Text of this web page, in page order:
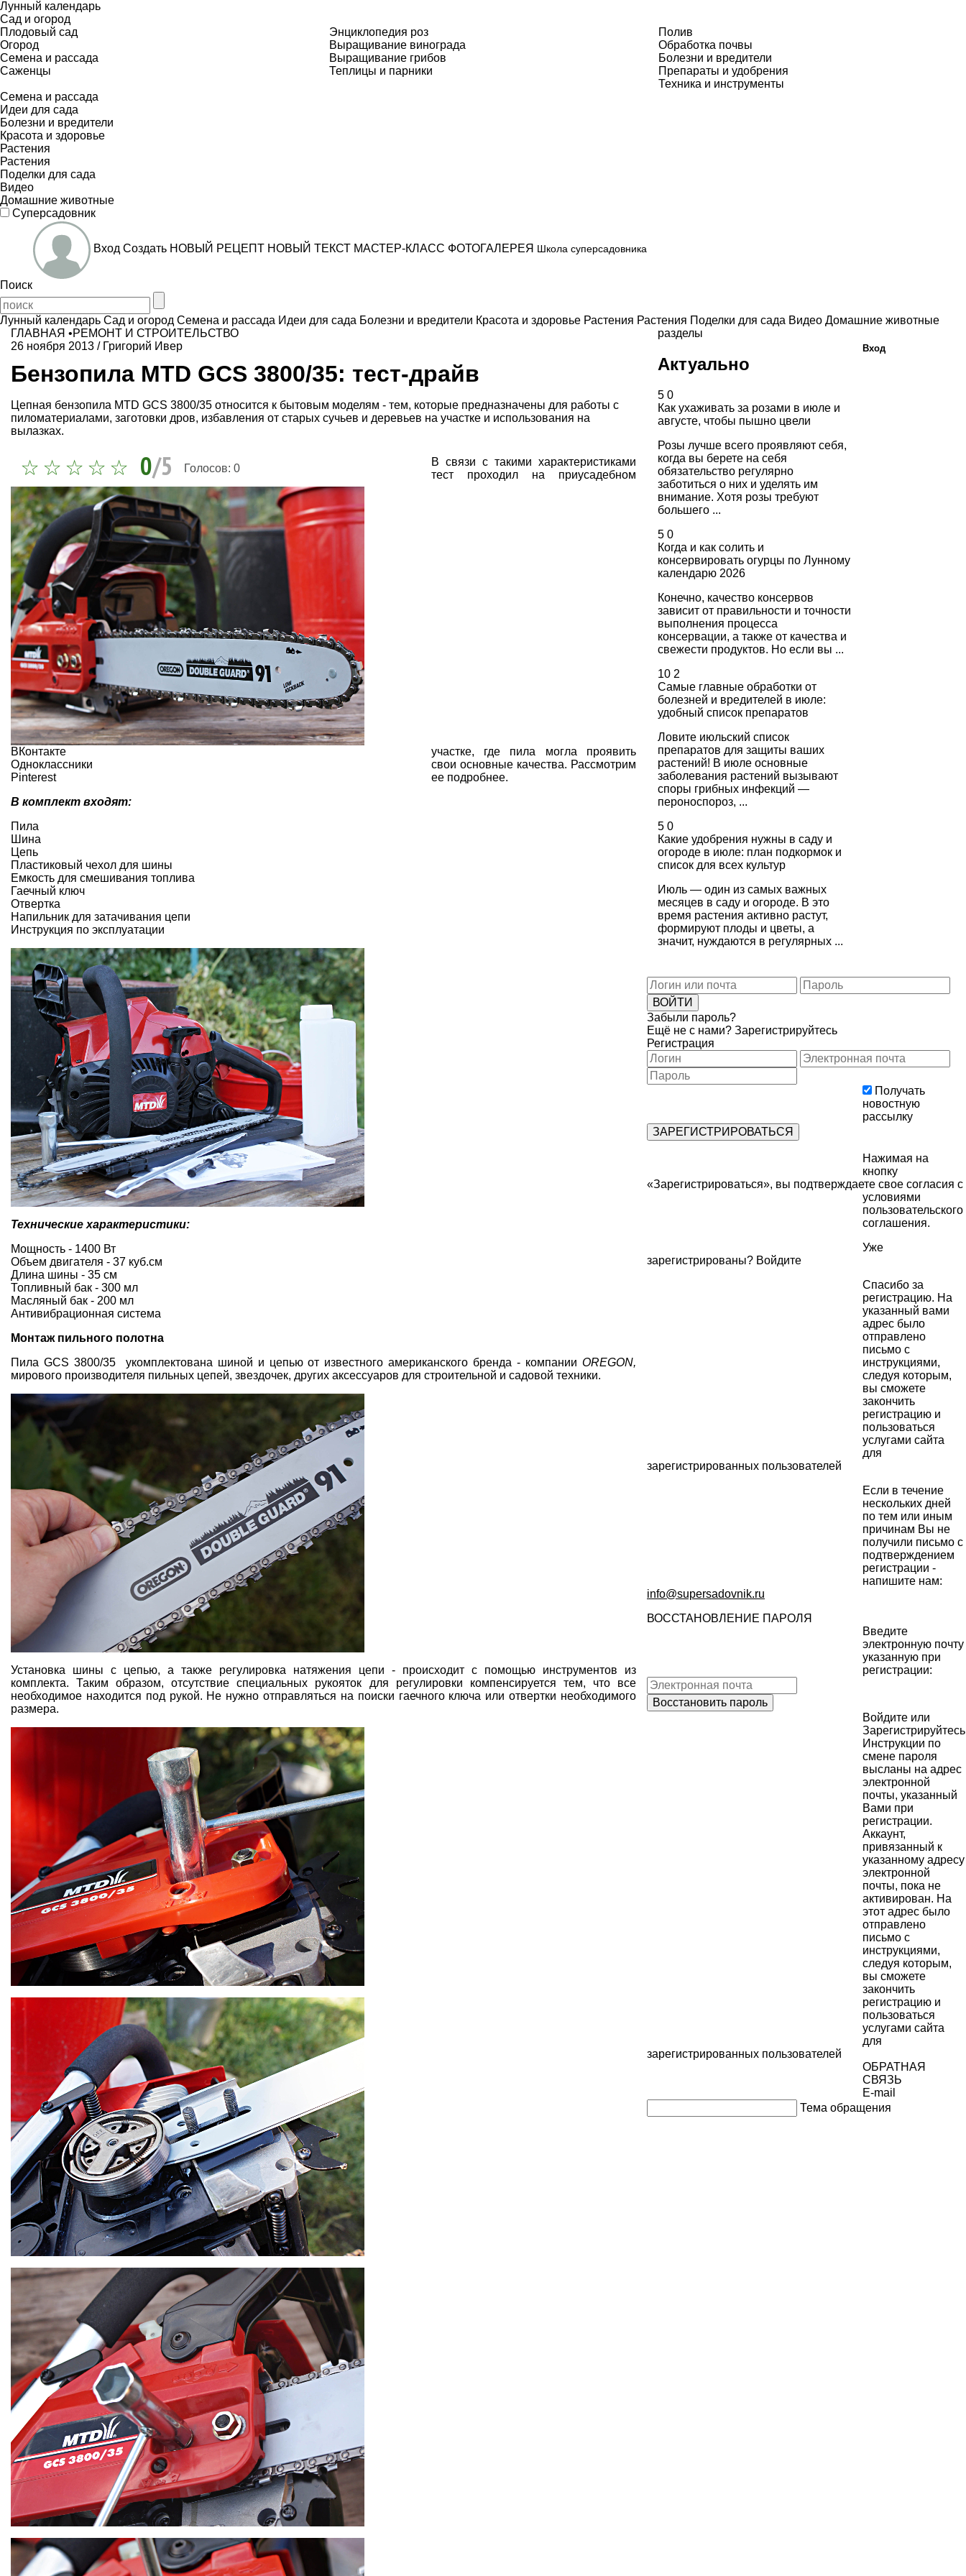
Лунный календарь
Сад и огород
Плодовый сад
Огород
Семена и рассада
Саженцы
Энциклопедия роз
Выращивание винограда
Выращивание грибов
Теплицы и парники
Полив
Обработка почвы
Болезни и вредители
Препараты и удобрения
Техника и инструменты
Семена и рассада
Идеи для сада
Болезни и вредители
Красота и здоровье
Растения
Растения
Поделки для сада
Видео
Домашние животные
Суперсадовник
Вход Создать НОВЫЙ РЕЦЕПТ НОВЫЙ ТЕКСТ МАСТЕР-КЛАСС ФОТОГАЛЕРЕЯ Школа суперсадовника
Поиск
Лунный календарь Сад и огород Семена и рассада Идеи для сада Болезни и вредители Красота и здоровье Растения Растения Поделки для сада Видео Домашние животные
ГЛАВНАЯ •РЕМОНТ И СТРОИТЕЛЬСТВО
26 ноября 2013 / Григорий Ивер
Бензопила MTD GCS 3800/35: тест-драйв
Цепная бензопила MTD GCS 3800/35 относится к бытовым моделям - тем, которые предназначены для работы с
пиломатериалами, заготовки дров, избавления от старых сучьев и деревьев на участке и использования на
вылазках.
0/5 Голосов: 0
ВКонтакте
Одноклассники
Pinterest
В связи с такими характеристиками
тест проходил на приусадебном
участке, где пила могла проявить
свои основные качества. Рассмотрим
ее подробнее.
В комплект входят:
Пила
Шина
Цепь
Пластиковый чехол для шины
Емкость для смешивания топлива
Гаечный ключ
Отвертка
Напильник для затачивания цепи
Инструкция по эксплуатации
Технические характеристики:
Мощность - 1400 Вт
Объем двигателя - 37 куб.см
Длина шины - 35 см
Топливный бак - 300 мл
Масляный бак - 200 мл
Антивибрационная система
Монтаж пильного полотна
Пила GCS 3800/35укомплектована шиной и цепью от известного американского бренда - компанииOREGON,
мирового производителя пильных цепей, звездочек, других аксессуаров для строительной и садовой техники.
Установка шины с цепью, а также регулировка натяжения цепи - происходит с помощью инструментов из
комплекта. Таким образом, отсутствие специальных рукояток для регулировки компенсируется тем, что все
необходимое находится под рукой. Не нужно отправляться на поиски гаечного ключа или отвертки необходимого
размера.
разделы
Актуально
5 0
Как ухаживать за розами в июле и
августе, чтобы пышно цвели
Розы лучше всего проявляют себя,
когда вы берете на себя
обязательство регулярно
заботиться о них и уделять им
внимание. Хотя розы требуют
большего ...
5 0
Когда и как солить и
консервировать огурцы по Лунному
календарю 2026
Конечно, качество консервов
зависит от правильности и точности
выполнения процесса
консервации, а также от качества и
свежести продуктов. Но если вы ...
10 2
Самые главные обработки от
болезней и вредителей в июле:
удобный список препаратов
Ловите июльский список
препаратов для защиты ваших
растений! В июле основные
заболевания растений вызывают
споры грибных инфекций —
пероноспороз, ...
5 0
Какие удобрения нужны в саду и
огороде в июле: план подкормок и
список для всех культур
Июль — один из самых важных
месяцев в саду и огороде. В это
время растения активно растут,
формируют плоды и цветы, а
значит, нуждаются в регулярных ...
Вход
Забыли пароль?
Ещё не с нами? Зарегистрируйтесь
Регистрация
Получать
новостную
рассылку
Нажимая на
кнопку
«Зарегистрироваться», вы подтверждаете свое согласия с
условиями
пользовательского
соглашения.
Уже
зарегистрированы? Войдите
Спасибо за
регистрацию. На
указанный вами
адрес было
отправлено
письмо с
инструкциями,
следуя которым,
вы сможете
закончить
регистрацию и
пользоваться
услугами сайта
для
зарегистрированных пользователей
Если в течение
нескольких дней
по тем или иным
причинам Вы не
получили письмо с
подтверждением
регистрации -
напишите нам:
info@supersadovnik.ru
ВОССТАНОВЛЕНИЕ ПАРОЛЯ
Введите
электронную почту
указанную при
регистрации:
Войдите или
Зарегистрируйтесь
Инструкции по
смене пароля
высланы на адрес
электронной
почты, указанный
Вами при
регистрации.
Аккаунт,
привязанный к
указанному адресу
электронной
почты, пока не
активирован. На
этот адрес было
отправлено
письмо с
инструкциями,
следуя которым,
вы сможете
закончить
регистрацию и
пользоваться
услугами сайта
для
зарегистрированных пользователей
ОБРАТНАЯ
СВЯЗЬ
E-mail
Тема обращения